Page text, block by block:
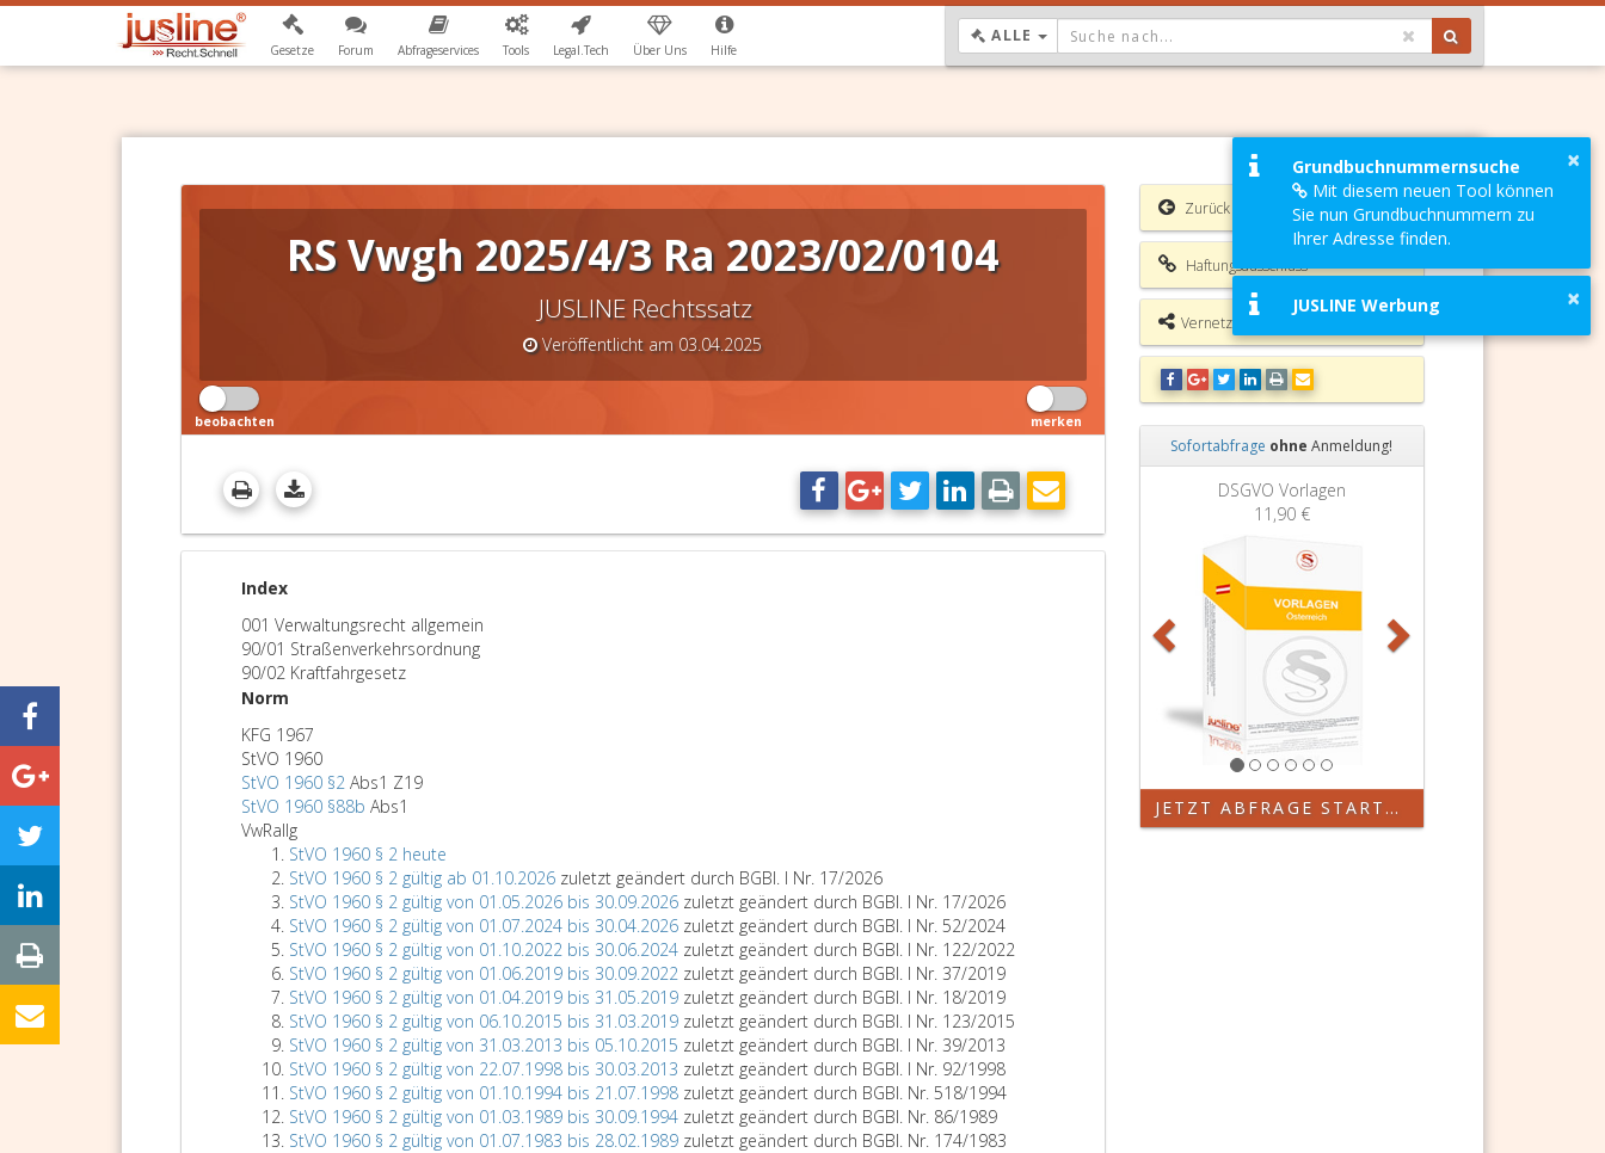
Gesetze Forum Abfrageservices Tools Legal.Tech Über Uns Hilfe
ALLE DROPDOWN: GEWÄHLTER WERT IST ALLE
RS Vwgh 2025/4/3 Ra 2023/02/0104
JUSLINE Rechtssatz
Veröffentlicht am 03.04.2025
beobachten merken
Index
001 Verwaltungsrecht allgemein
90/01 Straßenverkehrsordnung
90/02 Kraftfahrgesetz
Norm
KFG 1967
StVO 1960
StVO 1960 §2 Abs1 Z19
StVO 1960 §88b Abs1
VwRallg
StVO 1960 § 2 heute
StVO 1960 § 2 gültig ab 01.10.2026 zuletzt geändert durch BGBl. I Nr. 17/2026
StVO 1960 § 2 gültig von 01.05.2026 bis 30.09.2026 zuletzt geändert durch BGBl. I Nr. 17/2026
StVO 1960 § 2 gültig von 01.07.2024 bis 30.04.2026 zuletzt geändert durch BGBl. I Nr. 52/2024
StVO 1960 § 2 gültig von 01.10.2022 bis 30.06.2024 zuletzt geändert durch BGBl. I Nr. 122/2022
StVO 1960 § 2 gültig von 01.06.2019 bis 30.09.2022 zuletzt geändert durch BGBl. I Nr. 37/2019
StVO 1960 § 2 gültig von 01.04.2019 bis 31.05.2019 zuletzt geändert durch BGBl. I Nr. 18/2019
StVO 1960 § 2 gültig von 06.10.2015 bis 31.03.2019 zuletzt geändert durch BGBl. I Nr. 123/2015
StVO 1960 § 2 gültig von 31.03.2013 bis 05.10.2015 zuletzt geändert durch BGBl. I Nr. 39/2013
StVO 1960 § 2 gültig von 22.07.1998 bis 30.03.2013 zuletzt geändert durch BGBl. I Nr. 92/1998
StVO 1960 § 2 gültig von 01.10.1994 bis 21.07.1998 zuletzt geändert durch BGBl. Nr. 518/1994
StVO 1960 § 2 gültig von 01.03.1989 bis 30.09.1994 zuletzt geändert durch BGBl. Nr. 86/1989
StVO 1960 § 2 gültig von 01.07.1983 bis 28.02.1989 zuletzt geändert durch BGBl. Nr. 174/1983
Zurück
Haftungsausschluss
Vernetzungsmöglichkeiten
Sofortabfrage ohne Anmeldung!
DSGVO Vorlagen
11,90 €
Zurück
JETZT ABFRAGE STARTEN
×
Grundbuchnummernsuche
Mit diesem neuen Tool können
Sie nun Grundbuchnummern zu
Ihrer Adresse finden.
×
JUSLINE Werbung